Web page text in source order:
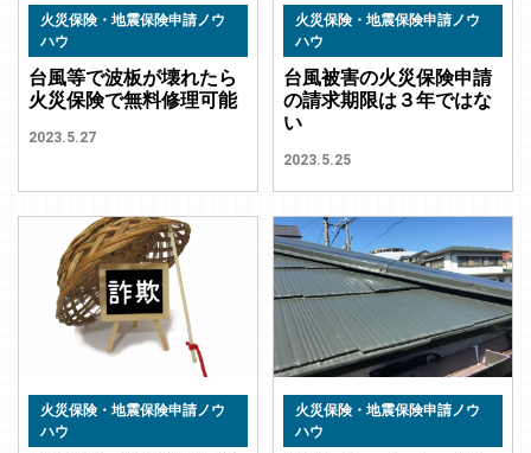
火災保険・地震保険申請ノウ
ハウ
台風等で波板が壊れたら
火災保険で無料修理可能
2023.5.27
火災保険・地震保険申請ノウ
ハウ
台風被害の火災保険申請
の請求期限は３年ではな
い
2023.5.25
火災保険・地震保険申請ノウ
ハウ
火災保険・地震保険申請ノウ
ハウ